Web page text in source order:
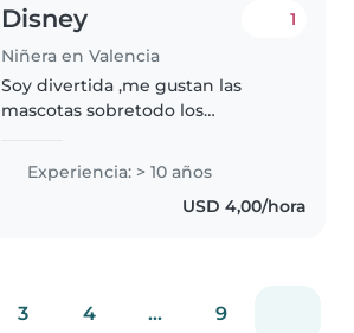
Disney
Niñera en Valencia
1
Soy divertida ,me gustan las
mascotas sobretodo los
me encantan las matemáticas.
Experiencia: > 10 años
USD 4,00/hora
3 4 ... 9